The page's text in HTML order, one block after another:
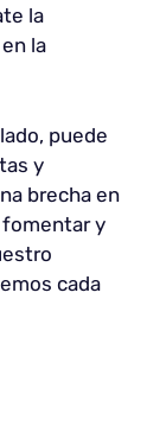
la
la
puede
y
brecha en
fomentar y
cada